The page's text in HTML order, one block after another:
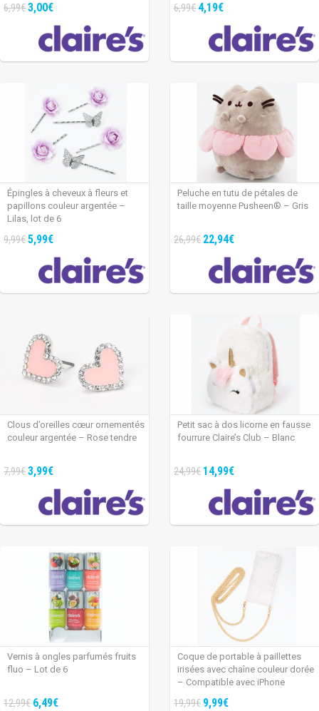
6,99€3,00€ 6,99€ 4,19€
Épingles à cheveux à fleurs et
papillons couleur argentée –
Lilas, lot de 6
9,99€5,99€
Peluche en tutu de pétales de
taille moyenne Pusheen® – Gris
26,99€ 22,94€
Clous d’oreilles cœur ornementés
couleur argentée – Rose tendre
7,99€3,99€
Petit sac à dos licorne en fausse
fourrure Claire’s Club – Blanc
24,99€ 14,99€
Vernis à ongles parfumés fruits
fluo – Lot de 6
12,99€ 6,49€
Coque de portable à paillettes
irisées avec chaîne couleur dorée
– Compatible avec iPhone
19,99€ 9,99€